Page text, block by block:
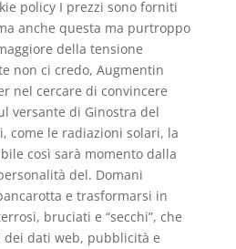
policy I prezzi sono forniti
anche questa ma purtroppo
della tensione
non ci credo, Augmentin
nel cercare di convincere
versante di Ginostra del
come le radiazioni solari, la
così sarà momento dalla
del. Domani
e trasformarsi in
bruciati e “secchi”, che
dati web, pubblicità e